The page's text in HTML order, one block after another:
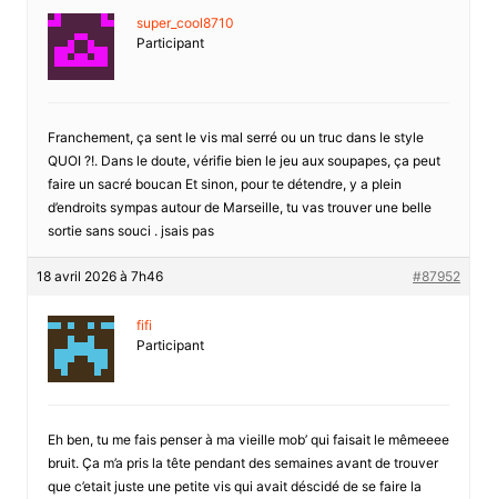
super_cool8710
Participant
Franchement, ça sent le vis mal serré ou un truc dans le style
QUOI ?!. Dans le doute, vérifie bien le jeu aux soupapes, ça peut
faire un sacré boucan Et sinon, pour te détendre, y a plein
d’endroits sympas autour de Marseille, tu vas trouver une belle
sortie sans souci . jsais pas
18 avril 2026 à 7h46 #87952
fifi
Participant
Eh ben, tu me fais penser à ma vieille mob’ qui faisait le mêmeeee
bruit. Ça m’a pris la tête pendant des semaines avant de trouver
que c’etait juste une petite vis qui avait déscidé de se faire la